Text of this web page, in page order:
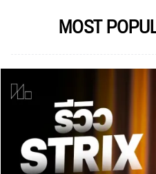
MOST